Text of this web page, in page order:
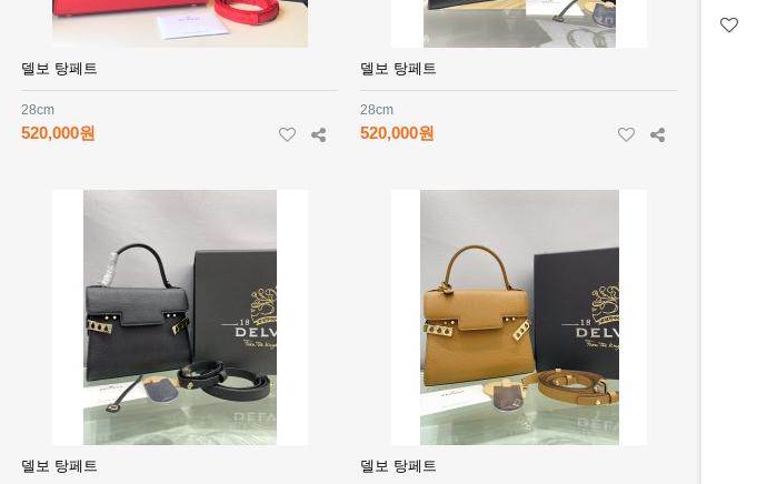
델보 탕페트
28cm
520,000원
델보 탕페트
28cm
520,000원
델보 탕페트 델보 탕페트